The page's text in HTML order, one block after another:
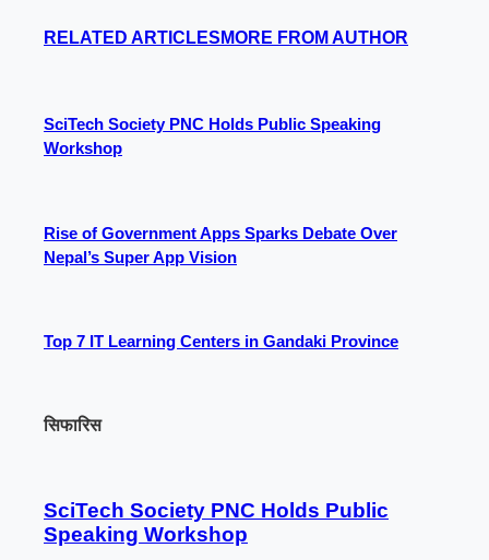
RELATED ARTICLES MORE FROM AUTHOR
SciTech Society PNC Holds Public Speaking
Workshop
Rise of Government Apps Sparks Debate Over
Nepal’s Super App Vision
Top 7 IT Learning Centers in Gandaki Province
सिफारिस
SciTech Society PNC Holds Public
Speaking Workshop